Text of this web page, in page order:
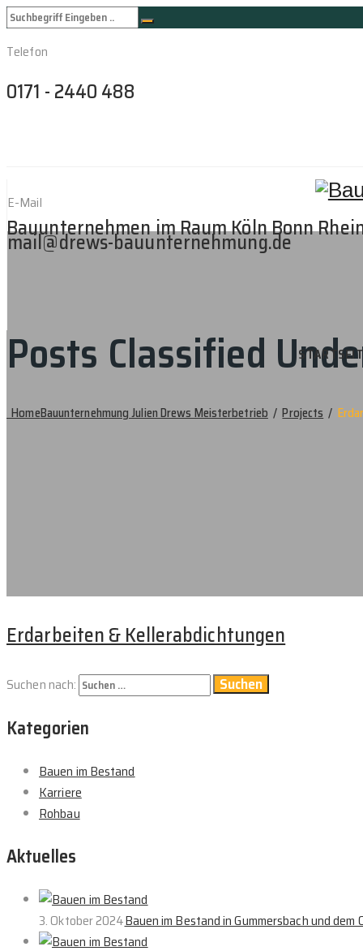
Telefon
0171 - 2440 488
Bauunternehmen im Raum Köln Bonn
E-Mail
mail@drews-bauunternehmung.de
Posts Classified
HomeBauunternehmung Julien Drews Meisterbetrieb/Projects/
Erdarbeiten & Kellerabdichtungen
Suchen nach:
Kategorien
Bauen im Bestand
Karriere
Rohbau
Aktuelles
3. Oktober 2024Bauen im Bestand in Gummersbach und dem